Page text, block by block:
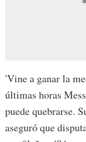
'Vine a ganar la
últimas horas
puede quebrarse.
aseguró que